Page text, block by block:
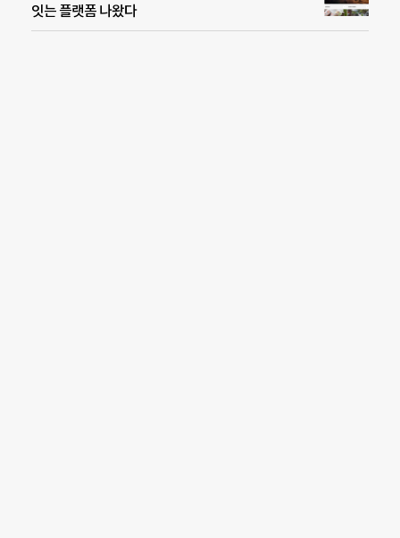
잇는 플랫폼 나왔다